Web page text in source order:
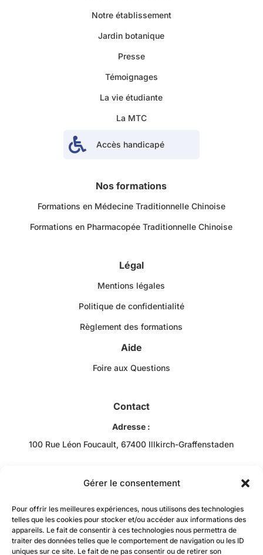
Gérer le consentement
Pour offrir les meilleures expériences, nous utilisons des technologies
telles que les cookies pour stocker et/ou accéder aux informations des
appareils. Le fait de consentir à ces technologies nous permettra de
traiter des données telles que le comportement de navigation ou les ID
uniques sur ce site. Le fait de ne pas consentir ou de retirer son
Notre établissement
Jardin botanique
Presse
Témoignages
La vie étudiante
La MTC
 Accès handicapé
Nos formations
Formations en Médecine Traditionnelle Chinoise
Formations en Pharmacopée Traditionnelle Chinoise
Légal
Mentions légales
Politique de confidentialité
Règlement des formations
Aide
Foire aux Questions
Contact
Adresse :
100 Rue Léon Foucault, 67400 Illkirch-Graffenstaden
Bob RACHIDI
contact@jzacademie-mtc.fr